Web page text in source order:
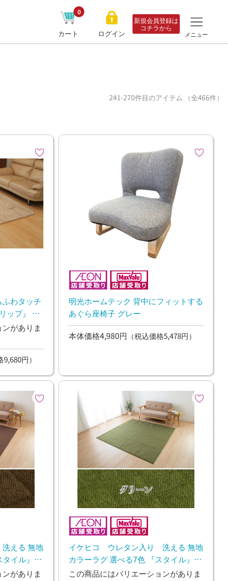
カート
0
ログイン
新規会員登録は
コチラから
メニュー
241-270件目のアイテム （全466件）
わタッチ
ップ』 ベ
がありま
9,680円）
明光ホームテック 背中にフィットする
あぐら座椅子 グレー
本体価格4,980円 （税込価格5,478円）
える 無地
イル』
お渡し】
がありま
イケヒコ ウレタン入り 洗える 無地
カラーラグ 選べる7色 『スタイル』
グリーン【10日~2週間後のお渡し】
この商品にはバリエーションがありま